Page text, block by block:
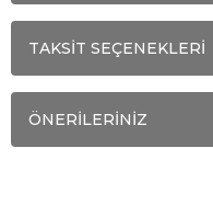
TAKSİT SEÇENEKLERİ
ÖNERİLERİNİZ